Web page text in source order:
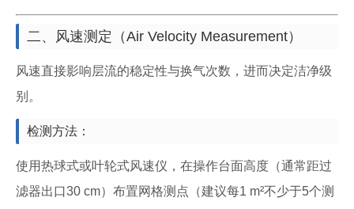
二、风速测定（Air Velocity Measurement）
风速直接影响层流的稳定性与换气次数，进而决定洁净级
别。
检测方法：
使用热球式或叶轮式风速仪，在操作台面高度（通常距过
滤器出口30 cm）布置网格测点（建议每1 m²不少于5个测